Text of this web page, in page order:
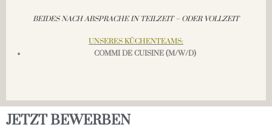
BEIDES NACH ABSPRACHE IN TEILZEIT – ODER VOLLZEIT
UNSERES KÜCHENTEAMS:
COMMI DE CUISINE (M/W/D)
JETZT BEWERBEN